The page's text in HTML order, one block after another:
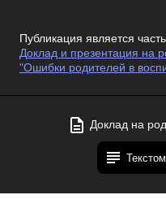
Публикация является
Доклад и презентация на
"Ошибки родителей в
Доклад на
Текстом